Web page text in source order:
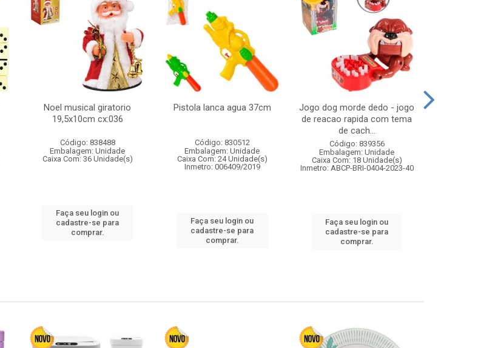
Noel musical giratorio
19,5x10cm cx:036
Código: 838488
Embalagem: Unidade
Caixa Com: 36 Unidade(s)
Faça seu login ou
cadastre-se para
comprar.
Pistola lanca agua 37cm
Código: 830512
Embalagem: Unidade
Caixa Com: 24 Unidade(s)
Inmetro: 006409/2019
Faça seu login ou
cadastre-se para
comprar.
Jogo dog morde dedo - jogo
de reacao rapida com tema
de cach...
Código: 839356
Embalagem: Unidade
Caixa Com: 18 Unidade(s)
Inmetro: ABCP-BRI-0404-2023-40
Faça seu login ou
cadastre-se para
comprar.